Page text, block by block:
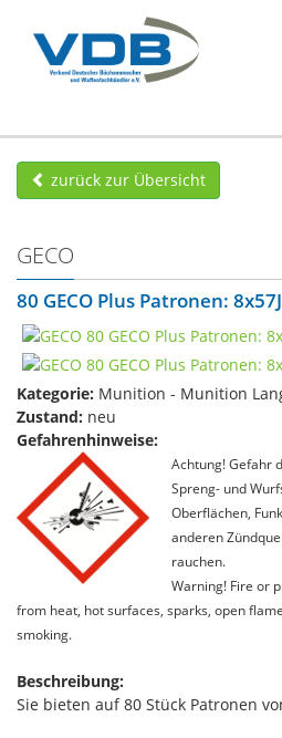
zurück zur Übersicht
GECO
80 GECO Plus Patronen:
Kategorie: Munition - Munition
Zustand: neu
Gefahrenhinweise:
Achtung! Gefahr
Spreng- und
Oberflächen,
anderen
rauchen.
Warning! Fire or
from heat, hot surfaces, sparks, open
smoking.
Beschreibung:
Sie bieten auf 80 Stück Patronen